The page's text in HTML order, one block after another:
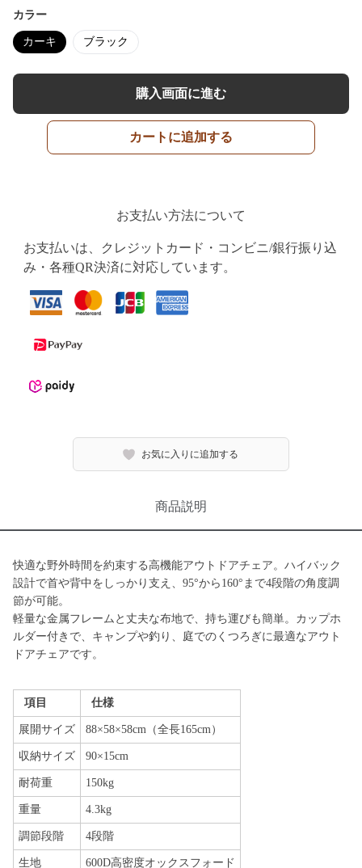
カラー
カーキ ブラック
購入画面に進む
カートに追加する
お支払い方法について
お支払いは、クレジットカード・コンビニ/銀行振り込
み・各種QR決済に対応しています。
お気に入りに追加する
商品説明
快適な野外時間を約束する高機能アウトドアチェア。ハイバック
設計で首や背中をしっかり支え、95°から160°まで4段階の角度調
節が可能。
軽量な金属フレームと丈夫な布地で、持ち運びも簡単。カップホ
ルダー付きで、キャンプや釣り、庭でのくつろぎに最適なアウト
ドアチェアです。
項目 仕様
展開サイズ 88×58×58cm（全長165cm）
収納サイズ 90×15cm
耐荷重 150kg
重量 4.3kg
調節段階 4段階
生地 600D高密度オックスフォード